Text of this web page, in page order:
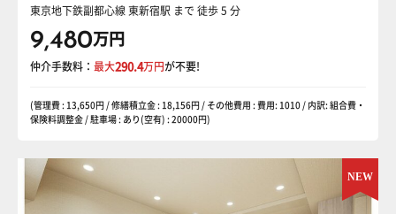
東京地下鉄副都心線 東新宿駅 まで 徒歩 5 分
9,480万円
仲介手数料： 最大290.4万円が不要!
(管理費 : 13,650円 / 修繕積立金 : 18,156円 / その他費用 : 費用: 1010 / 内訳: 組合費・
保険料調整金 / 駐車場 : あり(空有) : 20000円)